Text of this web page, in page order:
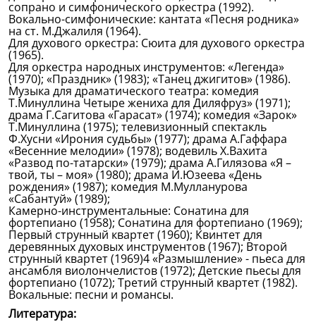
сопрано и симфонического оркестра (1992).
Вокально-симфонические: кантата «Песня родника»
на ст. М.Джалиля (1964).
Для духового оркестра: Сюита для духового оркестра
(1965).
Для оркестра народных инструментов: «Легенда»
(1970); «Праздник» (1983); «Танец джигитов» (1986).
Музыка для драматического театра: комедия
Т.Минуллина Четыре жениха для Диляфруз» (1971);
драма Г.Сагитова «Гарасат» (1974); комедия «Зарок»
Т.Минуллина (1975); телевизионный спектакль
Ф.Хусни «Ирония судьбы» (1977); драма А.Гаффара
«Весенние мелодии» (1978); водевиль Х.Вахита
«Развод по-татарски» (1979); драма А.Гилязова «Я –
твой, ты – моя» (1980); драма И.Юзеева «День
рождения» (1987); комедия М.Мулланурова
«Сабантуй» (1989);
Камерно-инструментальные: Сонатина для
фортепиано (1958); Сонатина для фортепиано (1969);
Первый струнный квартет (1960); Квинтет для
деревянных духовых инструментов (1967); Второй
струнный квартет (1969)4 «Размышление» - пьеса для
ансамбля виолончелистов (1972); Детские пьесы для
фортепиано (1072); Третий струнный квартет (1982).
Вокальные: песни и романсы.
Литература: